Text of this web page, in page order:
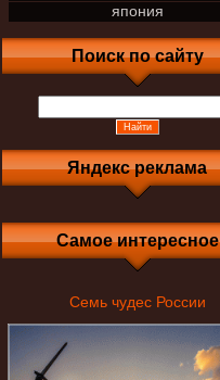
япония
Поиск по сайту
Яндекс реклама
Самое интересное
Семь чудес России